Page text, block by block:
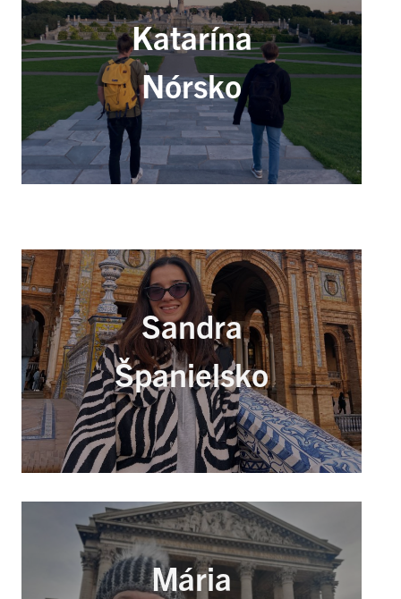
Katarína
Nórsko
Sandra
Španielsko
Mária